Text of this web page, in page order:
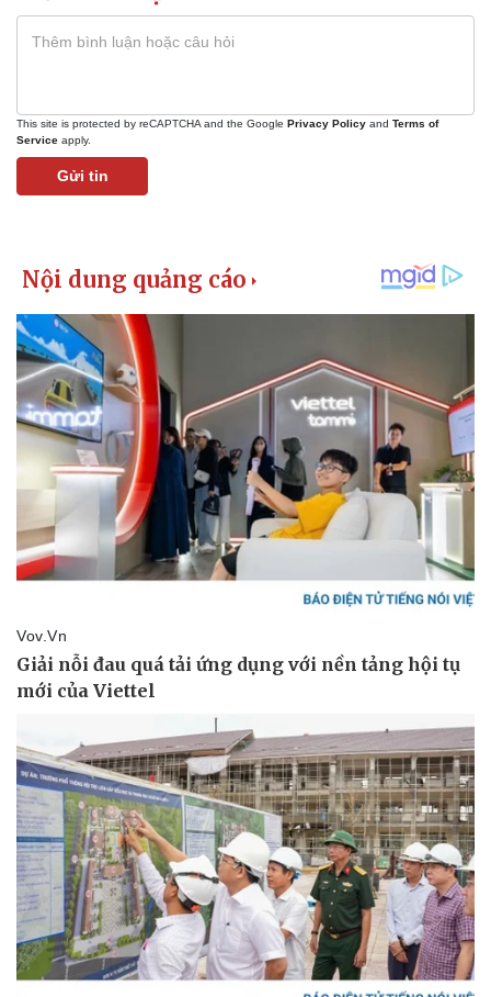
Kinh tế
Bất động sản
Khởi nghiệp
Thị trường
Giá vàng
Tiêu dùng
Tỷ giá
Chứng khoán
Giá cà phê
This site is protected by reCAPTCHA and the Google Privacy Policy and Terms of
Service apply.
Gửi tin